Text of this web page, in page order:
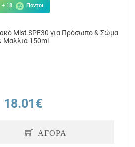
+ 18 Πόντοι
Mist SPF30 για Πρόσωπο & Σώμα
Μαλλιά 150ml
18.01€
ΑΓΟΡΑ